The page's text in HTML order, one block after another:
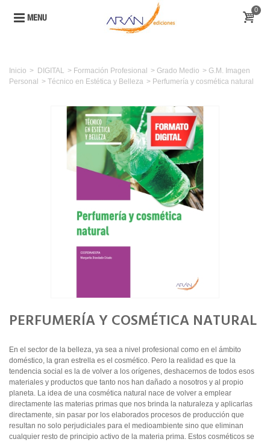
MENU
0
Inicio > DIGITAL > Formación Profesional > Grado Medio > G.M. Imagen
Personal > Técnico en Estética y Belleza > Perfumería y cosmética natural
PERFUMERÍA Y COSMÉTICA NATURAL
En el sector de la belleza, ya sea a nivel profesional como en el ámbito
doméstico, la gran estrella es el cosmético. Pero la realidad es que la
tendencia social es la de volver a los orígenes, deshacernos de todos esos
materiales y productos que tanto nos han dañado a nosotros y al propio
planeta. La idea de una cosmética natural nace de volver a emplear
directamente las materias primas que nos brinda la naturaleza y aplicarlas
directamente, sin pasar por los elaborados procesos de producción que
resultan no solo perjudiciales para el medioambiente sino que eliminan
cualquier resto de principio activo de la materia prima. Estos cosméticos se